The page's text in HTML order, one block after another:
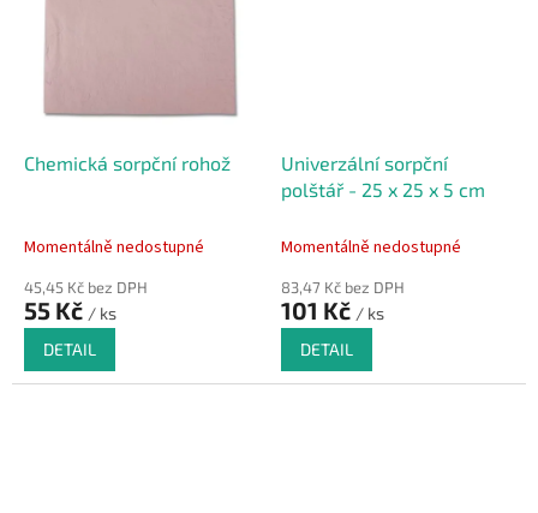
Chemická sorpční rohož
Momentálně nedostupné
45,45 Kč bez DPH
55 Kč / ks
DETAIL
Univerzální sorpční
polštář - 25 x 25 x 5 cm
Momentálně nedostupné
83,47 Kč bez DPH
101 Kč / ks
DETAIL